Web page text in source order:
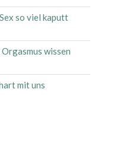
Feed
so viel kaputt
wissen
mit uns